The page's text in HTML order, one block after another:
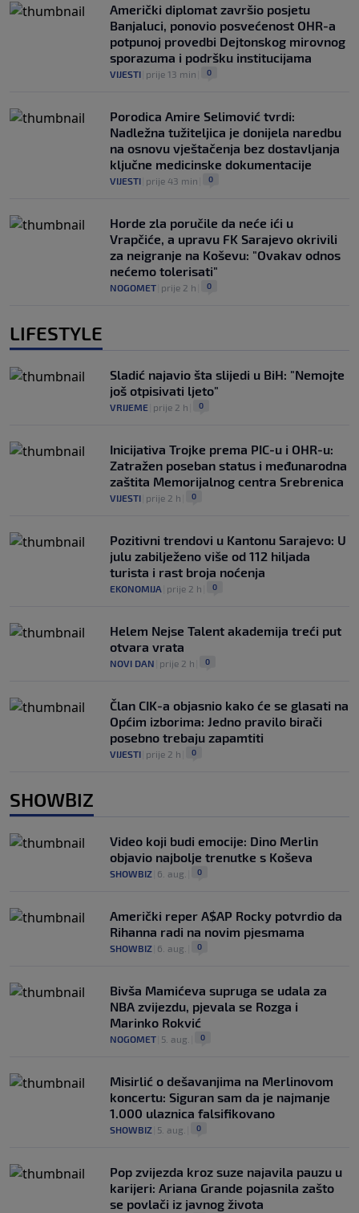
Američki diplomat završio posjetu
Banjaluci, ponovio posvećenost OHR-a
potpunoj provedbi Dejtonskog mirovnog
sporazuma i podršku institucijama
VIJESTI prije 13 min 0
Porodica Amire Selimović tvrdi:
Nadležna tužiteljica je donijela naredbu
na osnovu vještačenja bez dostavljanja
ključne medicinske dokumentacije
VIJESTI prije 43 min 0
Horde zla poručile da neće ići u
Vrapčiće, a upravu FK Sarajevo okrivili
za neigranje na Koševu: "Ovakav odnos
nećemo tolerisati"
NOGOMET prije 2 h 0
LIFESTYLE
Sladić najavio šta slijedi u BiH: "Nemojte
još otpisivati ljeto"
VRIJEME prije 2 h 0
Inicijativa Trojke prema PIC-u i OHR-u:
Zatražen poseban status i međunarodna
zaštita Memorijalnog centra Srebrenica
VIJESTI prije 2 h 0
Pozitivni trendovi u Kantonu Sarajevo: U
julu zabilježeno više od 112 hiljada
turista i rast broja noćenja
EKONOMIJA prije 2 h 0
Helem Nejse Talent akademija treći put
otvara vrata
NOVI DAN prije 2 h 0
Član CIK-a objasnio kako će se glasati na
Općim izborima: Jedno pravilo birači
posebno trebaju zapamtiti
VIJESTI prije 2 h 0
SHOWBIZ
Video koji budi emocije: Dino Merlin
objavio najbolje trenutke s Koševa
SHOWBIZ 6. aug. 0
Američki reper A$AP Rocky potvrdio da
Rihanna radi na novim pjesmama
SHOWBIZ 6. aug. 0
Bivša Mamićeva supruga se udala za
NBA zvijezdu, pjevala se Rozga i
Marinko Rokvić
NOGOMET 5. aug. 0
Misirlić o dešavanjima na Merlinovom
koncertu: Siguran sam da je najmanje
1.000 ulaznica falsifikovano
SHOWBIZ 5. aug. 0
Pop zvijezda kroz suze najavila pauzu u
karijeri: Ariana Grande pojasnila zašto
se povlači iz javnog života